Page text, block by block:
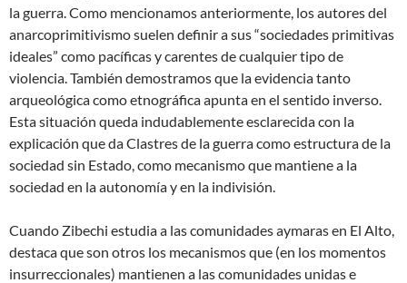
la guerra. Como mencionamos anteriormente, los autores del
anarcoprimitivismo suelen definir a sus “sociedades primitivas
ideales” como pacíficas y carentes de cualquier tipo de
violencia. También demostramos que la evidencia tanto
arqueológica como etnográfica apunta en el sentido inverso.
Esta situación queda indudablemente esclarecida con la
explicación que da Clastres de la guerra como estructura de la
sociedad sin Estado, como mecanismo que mantiene a la
sociedad en la autonomía y en la indivisión.
Cuando Zibechi estudia a las comunidades aymaras en El Alto,
destaca que son otros los mecanismos que (en los momentos
insurreccionales) mantienen a las comunidades unidas e